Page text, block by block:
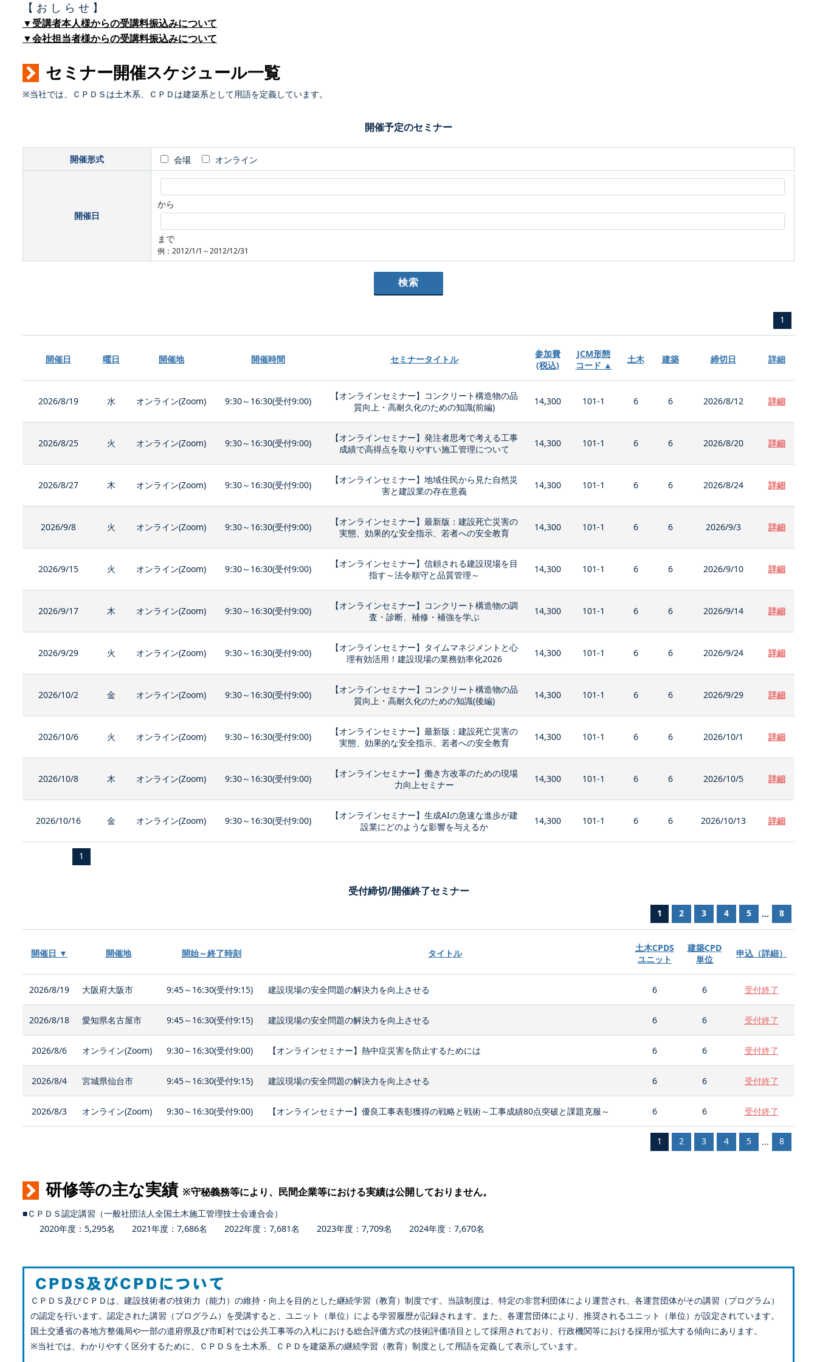
【 お し ら せ 】
▼受講者本人様からの受講料振込みについて
▼会社担当者様からの受講料振込みについて
セミナー開催スケジュール一覧
※当社では、ＣＰＤＳは土木系、ＣＰＤは建築系として用語を定義しています。
開催予定のセミナー
開催形式 会場 オンライン
開催日
から
まで
例：2012/1/1～2012/12/31
1
開催日 曜日 開催地 開催時間 セミナータイトル
参加費
(税込)
JCM形態
コード ▲
土木 建築 締切日 詳細
2026/8/19 水 オンライン(Zoom) 9:30～16:30(受付9:00)
【オンラインセミナー】コンクリート構造物の品
質向上・高耐久化のための知識(前編)
14,300 101-1 6 6 2026/8/12 詳細
2026/8/25 火 オンライン(Zoom) 9:30～16:30(受付9:00)
【オンラインセミナー】発注者思考で考える工事
成績で高得点を取りやすい施工管理について
14,300 101-1 6 6 2026/8/20 詳細
2026/8/27 木 オンライン(Zoom) 9:30～16:30(受付9:00)
【オンラインセミナー】地域住民から見た自然災
害と建設業の存在意義
14,300 101-1 6 6 2026/8/24 詳細
2026/9/8 火 オンライン(Zoom) 9:30～16:30(受付9:00)
【オンラインセミナー】最新版：建設死亡災害の
実態、効果的な安全指示、若者への安全教育
14,300 101-1 6 6 2026/9/3 詳細
2026/9/15 火 オンライン(Zoom) 9:30～16:30(受付9:00)
【オンラインセミナー】信頼される建設現場を目
指す～法令順守と品質管理～
14,300 101-1 6 6 2026/9/10 詳細
2026/9/17 木 オンライン(Zoom) 9:30～16:30(受付9:00)
【オンラインセミナー】コンクリート構造物の調
査・診断、補修・補強を学ぶ
14,300 101-1 6 6 2026/9/14 詳細
2026/9/29 火 オンライン(Zoom) 9:30～16:30(受付9:00)
【オンラインセミナー】タイムマネジメントと心
理有効活用！建設現場の業務効率化2026
14,300 101-1 6 6 2026/9/24 詳細
2026/10/2 金 オンライン(Zoom) 9:30～16:30(受付9:00)
【オンラインセミナー】コンクリート構造物の品
質向上・高耐久化のための知識(後編)
14,300 101-1 6 6 2026/9/29 詳細
2026/10/6 火 オンライン(Zoom) 9:30～16:30(受付9:00)
【オンラインセミナー】最新版：建設死亡災害の
実態、効果的な安全指示、若者への安全教育
14,300 101-1 6 6 2026/10/1 詳細
2026/10/8 木 オンライン(Zoom) 9:30～16:30(受付9:00)
【オンラインセミナー】働き方改革のための現場
力向上セミナー
14,300 101-1 6 6 2026/10/5 詳細
2026/10/16 金 オンライン(Zoom) 9:30～16:30(受付9:00)
【オンラインセミナー】生成AIの急速な進歩が建
設業にどのような影響を与えるか
14,300 101-1 6 6 2026/10/13 詳細
1
受付締切/開催終了セミナー
1 2 3 4 5 ... 8
開催日 ▼ 開催地 開始～終了時刻 タイトル
土木CPDS
ユニット
建築CPD
単位
申込（詳細）
2026/8/19 大阪府大阪市 9:45～16:30(受付9:15) 建設現場の安全問題の解決力を向上させる 6 6 受付終了
2026/8/18 愛知県名古屋市 9:45～16:30(受付9:15) 建設現場の安全問題の解決力を向上させる 6 6 受付終了
2026/8/6 オンライン(Zoom) 9:30～16:30(受付9:00) 【オンラインセミナー】熱中症災害を防止するためには 6 6 受付終了
2026/8/4 宮城県仙台市 9:45～16:30(受付9:15) 建設現場の安全問題の解決力を向上させる 6 6 受付終了
2026/8/3 オンライン(Zoom) 9:30～16:30(受付9:00) 【オンラインセミナー】優良工事表彰獲得の戦略と戦術～工事成績80点突破と課題克服～ 6 6 受付終了
1 2 3 4 5 ... 8
研修等の主な実績 ※守秘義務等により、民間企業等における実績は公開しておりません。
■ＣＰＤＳ認定講習（一般社団法人全国土木施工管理技士会連合会）
2020年度：5,295名 2021年度：7,686名 2022年度：7,681名 2023年度：7,709名 2024年度：7,670名
ＣＰＤＳ及びＣＰＤは、建設技術者の技術力（能力）の維持・向上を目的とした継続学習（教育）制度です。当該制度は、特定の非営利団体により運営され、各運営団体がその講習（プログラム）
の認定を行います。認定された講習（プログラム）を受講すると、ユニット（単位）による学習履歴が記録されます。また、各運営団体により、推奨されるユニット（単位）が設定されています。
国土交通省の各地方整備局や一部の道府県及び市町村では公共工事等の入札における総合評価方式の技術評価項目として採用されており、行政機関等における採用が拡大する傾向にあります。
※当社では、わかりやすく区分するために、ＣＰＤＳを土木系、ＣＰＤを建築系の継続学習（教育）制度として用語を定義して表示しています。